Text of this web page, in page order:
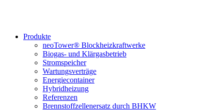
Produkte
neoTower® Blockheizkraftwerke
Biogas- und Klärgasbetrieb
Stromspeicher
Wartungsverträge
Energiecontainer
Hybridheizung
Referenzen
Brennstoffzellenersatz durch BHKW